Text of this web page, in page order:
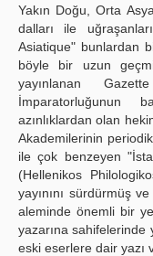
Yakın Doğu, Orta
dalları ile
Asiatique" bunlardan
böyle bir uzun
yayınlanan
İmparatorluğunun
azınlıklardan olan
Akademilerinin
ile çok benzeyen
(Hellenikos
yayınını sürdürmüş
aleminde önemli bir
yazarına
eski eserlere dair yazı